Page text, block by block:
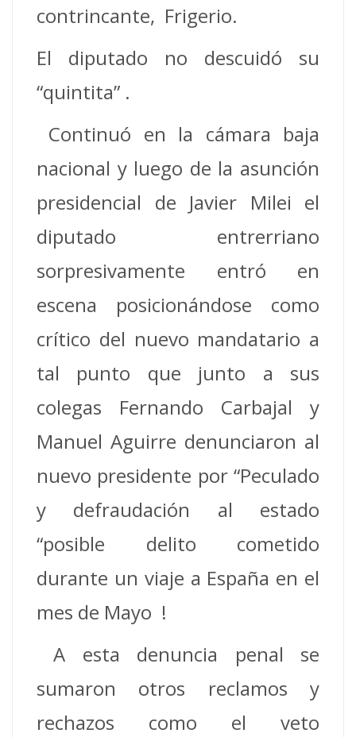
contrincante, Frigerio.
El diputado no descuidó su
“quintita” .
Continuó en la cámara baja
nacional y luego de la asunción
presidencial de Javier Milei el
diputado entrerriano
sorpresivamente entró en
escena posicionándose como
crítico del nuevo mandatario a
tal punto que junto a sus
colegas Fernando Carbajal y
Manuel Aguirre denunciaron al
nuevo presidente por “Peculado
y defraudación al estado
“posible delito cometido
durante un viaje a España en el
mes de Mayo !
A esta denuncia penal se
sumaron otros reclamos y
rechazos como el veto